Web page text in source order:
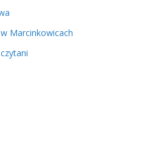
Marcinkowicach